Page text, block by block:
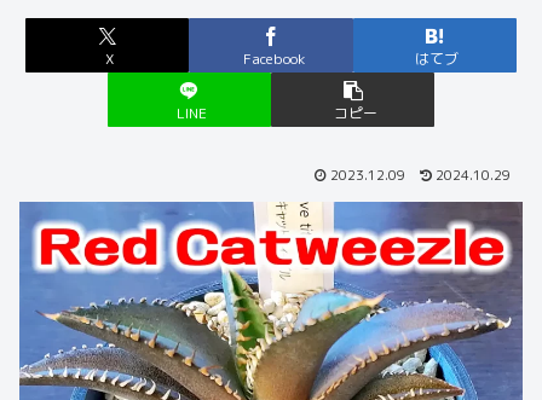
X Facebook はてブ
LINE コピー
2023.12.09 2024.10.29